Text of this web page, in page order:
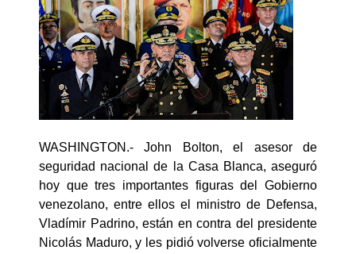
WASHINGTON.- John Bolton, el asesor de
seguridad nacional de la Casa Blanca, aseguró
hoy que tres importantes figuras del Gobierno
venezolano, entre ellos el ministro de Defensa,
Vladímir Padrino, están en contra del presidente
Nicolás Maduro, y les pidió volverse oficialmente